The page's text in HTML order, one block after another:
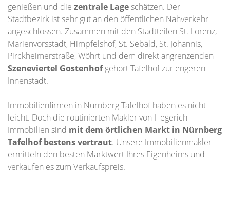
genießen und die zentrale Lageschätzen. Der
Stadtbezirk ist sehr gut an den öffentlichen Nahverkehr
angeschlossen. Zusammen mit den Stadtteilen St. Lorenz,
Marienvorsstadt, Himpfelshof, St. Sebald, St. Johannis,
Pirckheimerstraße, Wöhrt und dem direkt angrenzenden
Szeneviertel Gostenhofgehört Tafelhof zur engeren
Innenstadt.
Immobilienfirmen in Nürnberg Tafelhof haben es nicht
leicht. Doch die routinierten Makler von Hegerich
Immobilien sind mit dem örtlichen Markt in Nürnberg
Tafelhof bestens vertraut. Unsere Immobilienmakler
ermitteln den besten Marktwert Ihres Eigenheims und
verkaufen es zum Verkaufspreis.